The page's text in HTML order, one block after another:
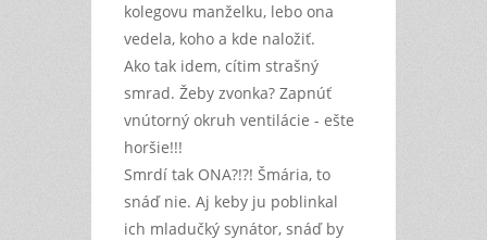
kolegovu manželku, lebo ona
vedela, koho a kde naložiť.
Ako tak idem, cítim strašný
smrad. Žeby zvonka? Zapnúť
vnútorný okruh ventilácie - ešte
horšie!!!
Smrdí tak ONA?!?! Šmária, to
snáď nie. Aj keby ju poblinkal
ich mladučký synátor, snáď by